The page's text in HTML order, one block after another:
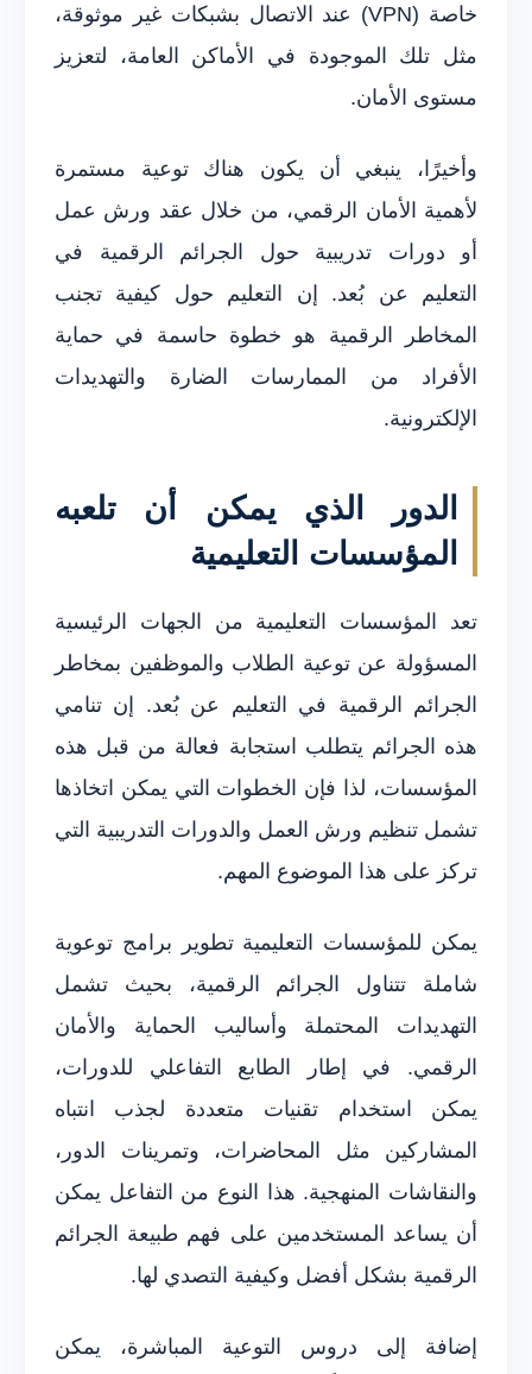
خاصة (VPN) عند الاتصال بشبكات غير موثوقة،
مثل تلك الموجودة في الأماكن العامة، لتعزيز
مستوى الأمان.
وأخيرًا، ينبغي أن يكون هناك توعية مستمرة
لأهمية الأمان الرقمي، من خلال عقد ورش عمل
أو دورات تدريبية حول الجرائم الرقمية في
التعليم عن بُعد. إن التعليم حول كيفية تجنب
المخاطر الرقمية هو خطوة حاسمة في حماية
الأفراد من الممارسات الضارة والتهديدات
الإلكترونية.
الدور الذي يمكن أن تلعبه
المؤسسات التعليمية
تعد المؤسسات التعليمية من الجهات الرئيسية
المسؤولة عن توعية الطلاب والموظفين بمخاطر
الجرائم الرقمية في التعليم عن بُعد. إن تنامي
هذه الجرائم يتطلب استجابة فعالة من قبل هذه
المؤسسات، لذا فإن الخطوات التي يمكن اتخاذها
تشمل تنظيم ورش العمل والدورات التدريبية التي
تركز على هذا الموضوع المهم.
يمكن للمؤسسات التعليمية تطوير برامج توعوية
شاملة تتناول الجرائم الرقمية، بحيث تشمل
التهديدات المحتملة وأساليب الحماية والأمان
الرقمي. في إطار الطابع التفاعلي للدورات،
يمكن استخدام تقنيات متعددة لجذب انتباه
المشاركين مثل المحاضرات، وتمرينات الدور،
والنقاشات المنهجية. هذا النوع من التفاعل يمكن
أن يساعد المستخدمين على فهم طبيعة الجرائم
الرقمية بشكل أفضل وكيفية التصدي لها.
إضافة إلى دروس التوعية المباشرة، يمكن